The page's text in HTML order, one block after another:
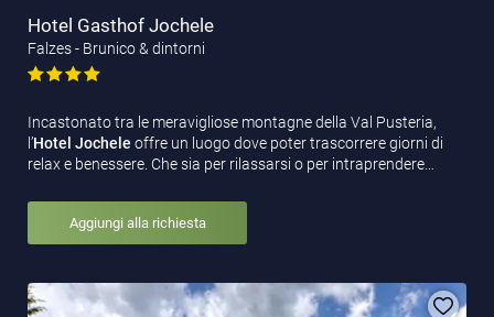
Hotel Gasthof Jochele
Falzes - Brunico & dintorni
Incastonato tra le meravigliose montagne della Val Pusteria,
l’Hotel Jochele offre un luogo dove poter trascorrere giorni di
relax e benessere. Che sia per rilassarsi o per intraprendere…
Aggiungi alla richiesta